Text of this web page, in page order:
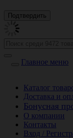
Главное меню
Каталог
Доставка и
Бонусная
О компании
Контакты
Вход /